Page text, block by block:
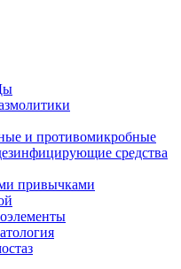
и противомикробные
средства
привычками